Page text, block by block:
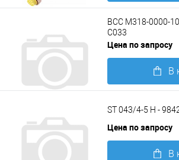
Подробнее
BCC M318-0000-
C033
Цена по запросу
В
ST 043/4-5 H -
Цена по запросу
В